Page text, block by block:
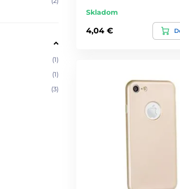
(1)
(1)
(3)
Skladom
4,04 €